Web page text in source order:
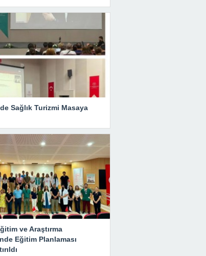
Sağlık Turizmi Masaya
ve Araştırma
Eğitim Planlaması